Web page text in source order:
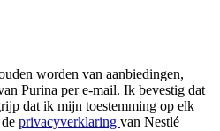
worden van aanbiedingen,
Purina per e-mail. Ik bevestig dat
dat ik mijn toestemming op elk
privacyverklaring van Nestlé